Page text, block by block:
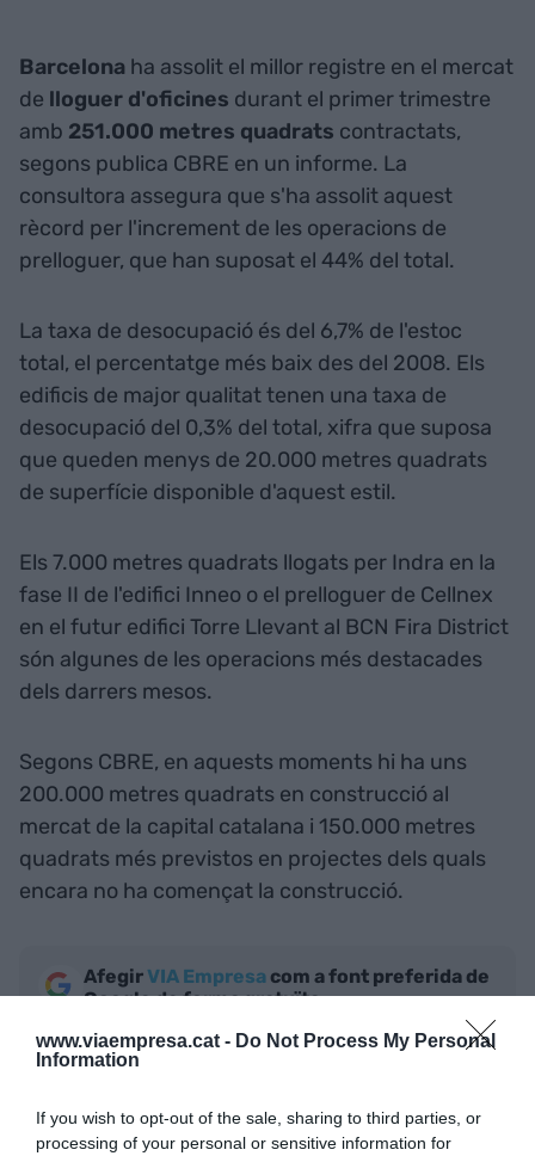
www.viaempresa.cat - Do Not Process My Personal
Information
If you wish to opt-out of the sale, sharing to third parties, or
processing of your personal or sensitive information for
Barcelona ha assolit el millor registre en el mercat
de lloguer d'oficines durant el primer trimestre
amb 251.000 metres quadrats contractats,
segons publica CBRE en un informe. La
consultora assegura que s'ha assolit aquest
rècord per l'increment de les operacions de
prelloguer, que han suposat el 44% del total.
La taxa de desocupació és del 6,7% de l'estoc
total, el percentatge més baix des del 2008. Els
edificis de major qualitat tenen una taxa de
desocupació del 0,3% del total, xifra que suposa
que queden menys de 20.000 metres quadrats
de superfície disponible d'aquest estil.
Els 7.000 metres quadrats llogats per Indra en la
fase II de l'edifici Inneo o el prelloguer de Cellnex
en el futur edifici Torre Llevant al BCN Fira District
són algunes de les operacions més destacades
dels darrers mesos.
Segons CBRE, en aquests moments hi ha uns
200.000 metres quadrats en construcció al
mercat de la capital catalana i 150.000 metres
quadrats més previstos en projectes dels quals
encara no ha començat la construcció.
AfegirVIA Empresa com a font preferida de
Google de forma gratuïta
Estigues informat amb les últimes notícies d'actualitat
ACTIVAR ARA